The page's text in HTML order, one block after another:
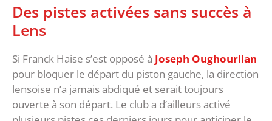
Des pistes activées sans succès à
Lens
Si Franck Haise s’est opposé à Joseph Oughourlian
pour bloquer le départ du piston gauche, la direction
lensoise n’a jamais abdiqué et serait toujours
ouverte à son départ. Le club a d’ailleurs activé